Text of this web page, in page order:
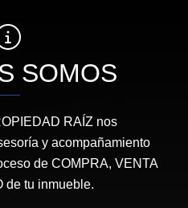
SOMOS
RAÍZ nos
y acompañamiento
de COMPRA, VENTA
de tu inmueble.